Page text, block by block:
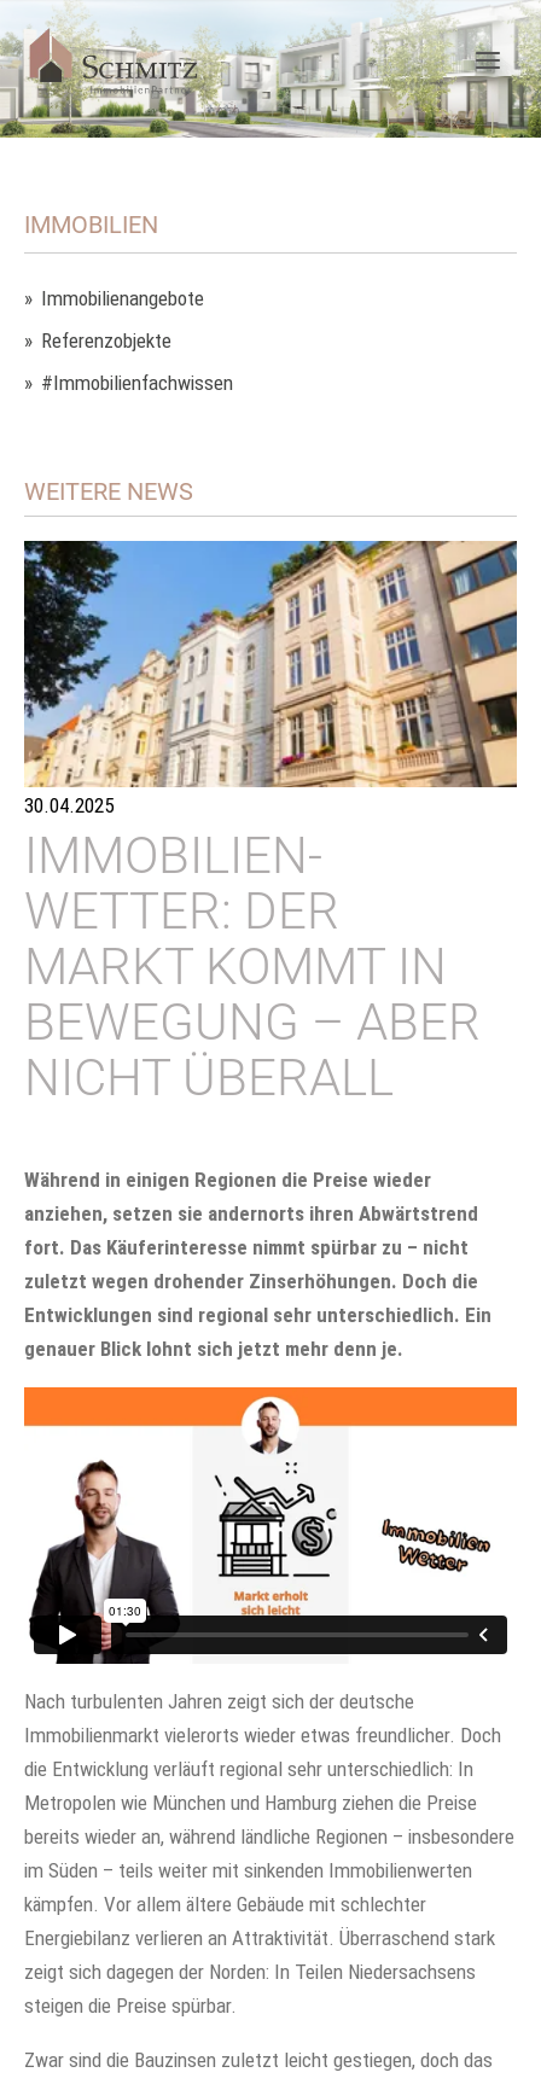
30.04.2025
IMMOBILIEN-
WETTER: DER
MARKT KOMMT IN
BEWEGUNG – ABER
NICHT ÜBERALL
Während in einigen Regionen die Preise wieder
anziehen, setzen sie andernorts ihren Abwärtstrend
fort. Das Käuferinteresse nimmt spürbar zu – nicht
zuletzt wegen drohender Zinserhöhungen. Doch die
Entwicklungen sind regional sehr unterschiedlich. Ein
genauer Blick lohnt sich jetzt mehr denn je.
Nach turbulenten Jahren zeigt sich der deutsche
Immobilienmarkt vielerorts wieder etwas freundlicher. Doch
die Entwicklung verläuft regional sehr unterschiedlich: In
Metropolen wie München und Hamburg ziehen die Preise
bereits wieder an, während ländliche Regionen – insbesondere
im Süden – teils weiter mit sinkenden Immobilienwerten
kämpfen. Vor allem ältere Gebäude mit schlechter
Energiebilanz verlieren an Attraktivität. Überraschend stark
zeigt sich dagegen der Norden: In Teilen Niedersachsens
steigen die Preise spürbar.
Zwar sind die Bauzinsen zuletzt leicht gestiegen, doch das
IMMOBILIEN
Immobilienangebote
Referenzobjekte
#Immobilienfachwissen
WEITERE NEWS